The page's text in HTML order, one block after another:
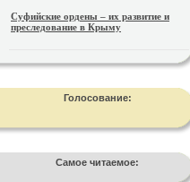
Суфийские ордены – их развитие и
преследование в Крыму
Голосование:
Самое читаемое: